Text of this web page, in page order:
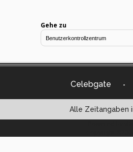
Gehe zu
Celebgate -
Alle Zeitangaben